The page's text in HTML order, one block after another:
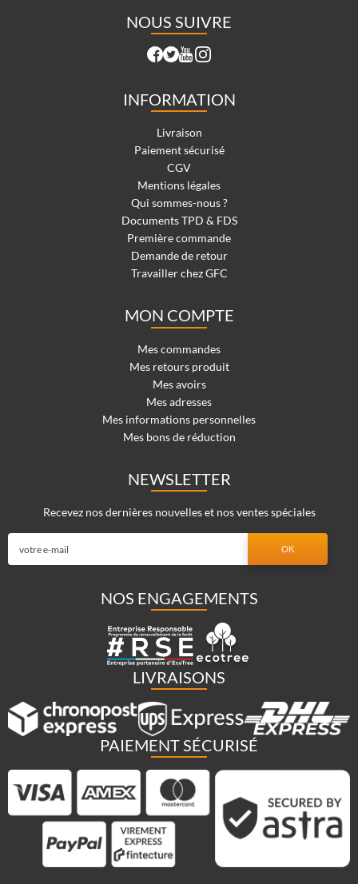
NOUS SUIVRE
INFORMATION
Livraison
Paiement sécurisé
CGV
Mentions légales
Qui sommes-nous ?
Documents TPD & FDS
Première commande
Demande de retour
Travailler chez GFC
MON COMPTE
Mes commandes
Mes retours produit
Mes avoirs
Mes adresses
Mes informations personnelles
Mes bons de réduction
NEWSLETTER
Recevez nos dernières nouvelles et nos ventes spéciales
NOS ENGAGEMENTS
LIVRAISONS
PAIEMENT SÉCURISÉ